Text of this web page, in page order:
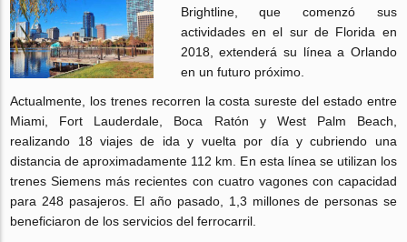
Brightline, que comenzó sus
actividades en el sur de Florida en
2018, extenderá su línea a Orlando
en un futuro próximo.
Actualmente, los trenes recorren la costa sureste del estado entre
Miami, Fort Lauderdale, Boca Ratón y West Palm Beach,
realizando 18 viajes de ida y vuelta por día y cubriendo una
distancia de aproximadamente 112 km. En esta línea se utilizan los
trenes Siemens más recientes con cuatro vagones con capacidad
para 248 pasajeros. El año pasado, 1,3 millones de personas se
beneficiaron de los servicios del ferrocarril.